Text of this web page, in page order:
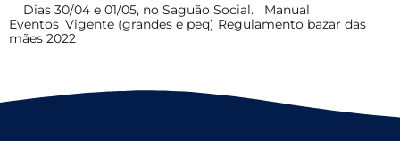
Dias 30/04 e 01/05, no Saguão Social. Manual
Eventos_Vigente (grandes e peq) Regulamento bazar das
mães 2022